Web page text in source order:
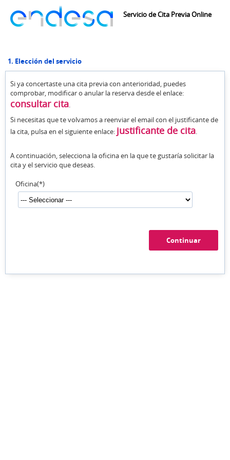
Servicio de Cita Previa Online
1. Elección del servicio
Si ya concertaste una cita previa con anterioridad, puedes
comprobar, modificar o anular la reserva desde el enlace:
consultar cita.
Si necesitas que te volvamos a reenviar el email con el justificante de
la cita, pulsa en el siguiente enlace: justificante de cita.
A continuación, selecciona la oficina en la que te gustaría solicitar la
cita y el servicio que deseas.
Oficina(*)